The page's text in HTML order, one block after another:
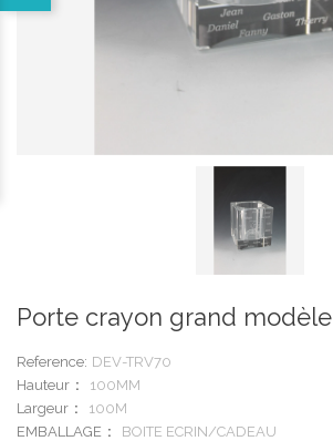
Porte crayon grand modèle
Reference: DEV-TRV70
Hauteur
100MM
Largeur
100M
EMBALLAGE
BOITE ECRIN/CADEAU